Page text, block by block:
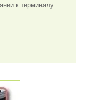
к терминалу